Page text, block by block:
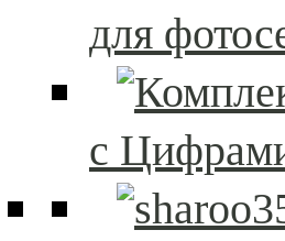
для
с